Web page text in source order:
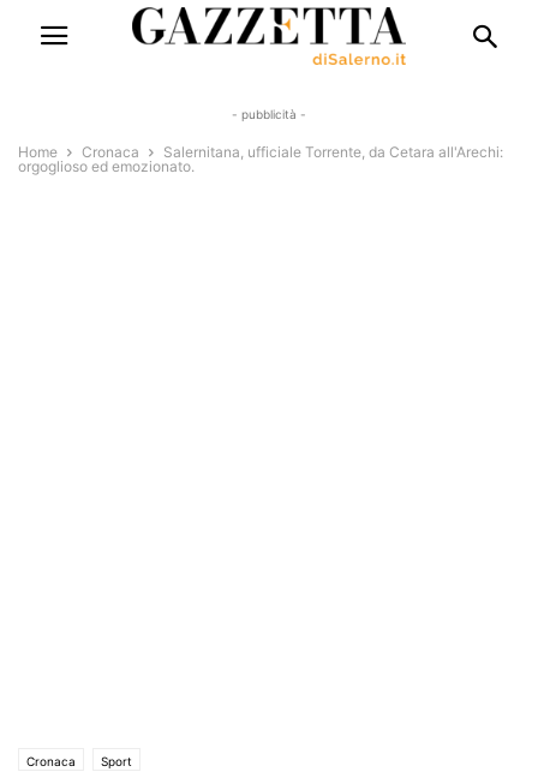
- pubblicità -
Home Cronaca
Salernitana, ufficiale Torrente, da Cetara all'Arechi:
orgoglioso ed emozionato.
Cronaca Sport